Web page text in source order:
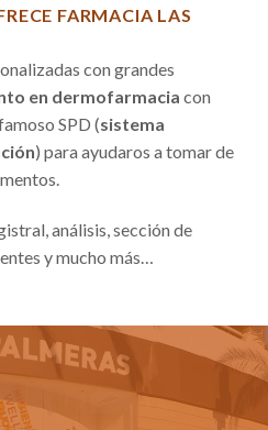
FARMACIA LAS
con grandes
en dermofarmacia con
SPD (sistema
) para ayudaros a tomar de
análisis, sección de
y mucho más…